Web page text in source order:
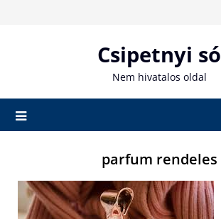
Csipetnyi só
Nem hivatalos oldal
parfum rendeles